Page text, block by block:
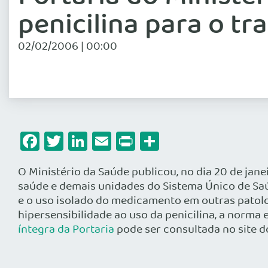
penicilina para o
02/02/2006 | 00:00
Facebook
Twitter
LinkedIn
Email
Print
O Ministério da Saúde publicou, no dia 20 de
saúde e demais unidades do Sistema Único de
e o uso isolado do medicamento em outras
hipersensibilidade ao uso da penicilina, a norma
íntegra da Portaria pode ser consultada no site